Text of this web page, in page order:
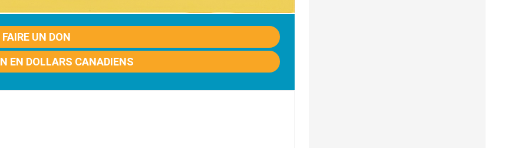
FAIRE UN DON
EN DOLLARS CANADIENS